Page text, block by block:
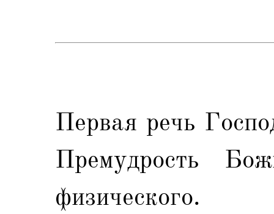
Первая речь
Премудрость
физического.